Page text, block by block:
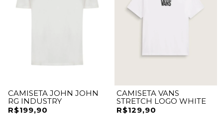
CAMISETA JOHN JOHN
RG INDUSTRY
R$199,90
CAMISETA VANS
STRETCH LOGO WHITE
R$129,90